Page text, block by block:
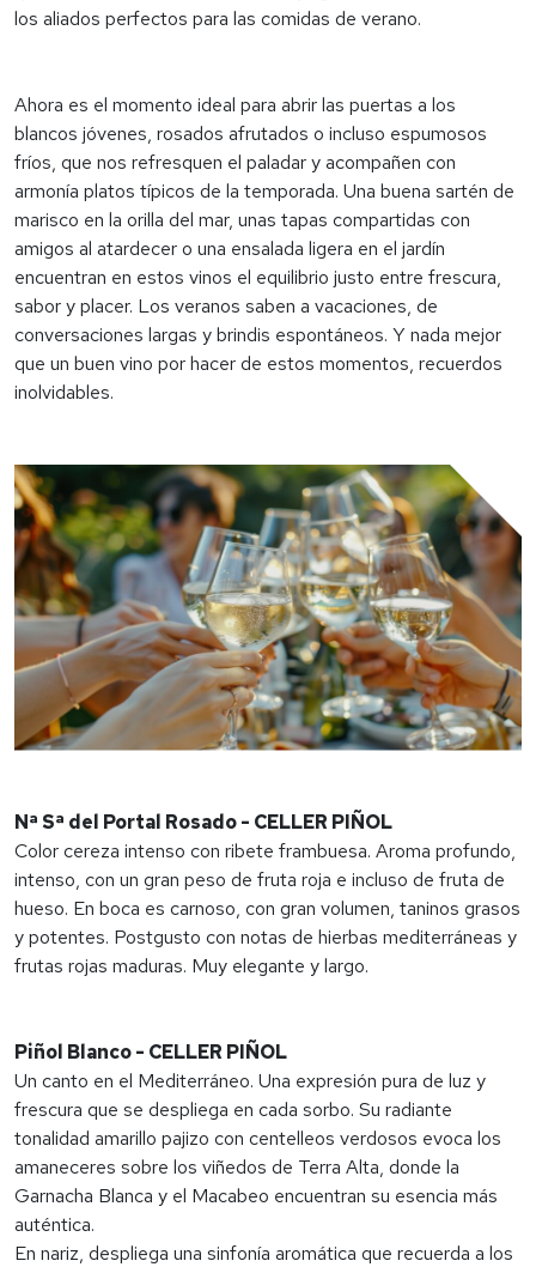
los aliados perfectos para las comidas de verano.
Ahora es el momento ideal para abrir las puertas a los
blancos jóvenes, rosados afrutados o incluso espumosos
fríos, que nos refresquen el paladar y acompañen con
armonía platos típicos de la temporada. Una buena sartén de
marisco en la orilla del mar, unas tapas compartidas con
amigos al atardecer o una ensalada ligera en el jardín
encuentran en estos vinos el equilibrio justo entre frescura,
sabor y placer. Los veranos saben a vacaciones, de
conversaciones largas y brindis espontáneos. Y nada mejor
que un buen vino por hacer de estos momentos, recuerdos
inolvidables.
Nª Sª del Portal Rosado - CELLER PIÑOL
Color cereza intenso con ribete frambuesa. Aroma profundo,
intenso, con un gran peso de fruta roja e incluso de fruta de
hueso. En boca es carnoso, con gran volumen, taninos grasos
y potentes. Postgusto con notas de hierbas mediterráneas y
frutas rojas maduras. Muy elegante y largo.
Piñol Blanco - CELLER PIÑOL
Un canto en el Mediterráneo. Una expresión pura de luz y
frescura que se despliega en cada sorbo. Su radiante
tonalidad amarillo pajizo con centelleos verdosos evoca los
amaneceres sobre los viñedos de Terra Alta, donde la
Garnacha Blanca y el Macabeo encuentran su esencia más
auténtica.
En nariz, despliega una sinfonía aromática que recuerda a los